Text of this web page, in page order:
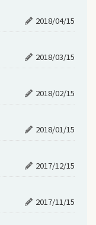
2018/04/15
2018/03/15
2018/02/15
2018/01/15
2017/12/15
2017/11/15